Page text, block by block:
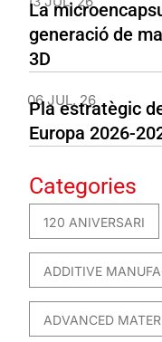
La
generació de
3D
06 JUL. 26
Pla estratègic
Europa 2026-
Categories
120 ANIVERSARI
ADDITIVE
ADVANCED